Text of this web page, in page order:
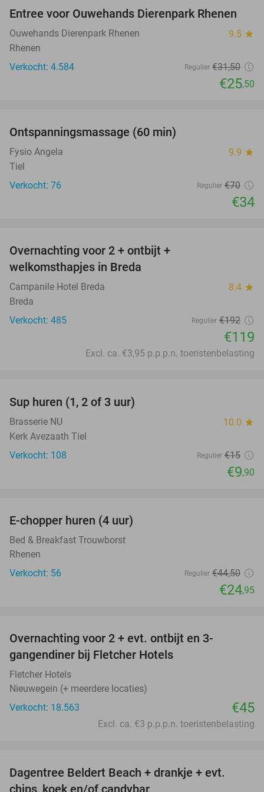
19%
Entree voor Ouwehands Dierenpark Rhenen
Ouwehands Dierenpark Rhenen 9.5 star
Rhenen
Verkocht: 4.584
Regulier €31,50
€25,50
Ontspanningsmassage (60 min)
Fysio Angela 9.9 star
Tiel
Verkocht: 76
Regulier €70
€34
Overnachting voor 2 + ontbijt +
welkomsthapjes in Breda
Campanile Hotel Breda 8.4 star
Breda
Verkocht: 485
Regulier €192
€119
Excl. ca. €3,95 p.p.p.n. toeristenbelasting
Sup huren (1, 2 of 3 uur)
Brasserie NU 10.0 star
Kerk Avezaath Tiel
Verkocht: 108
Regulier €15
€9,90
E-chopper huren (4 uur)
Bed & Breakfast Trouwborst
Rhenen
Verkocht: 56
Regulier €44,50
€24,95
Overnachting voor 2 + evt. ontbijt en 3-
gangendiner bij Fletcher Hotels
Fletcher Hotels
Nieuwegein (+ meerdere locaties)
Verkocht: 18.563
€45
Excl. ca. €3 p.p.p.n. toeristenbelasting
Dagentree Beldert Beach + drankje + evt.
chips, koek en/of candybar